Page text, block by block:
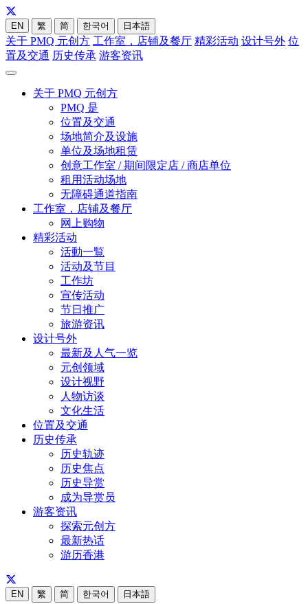
EN 繁 简 한국어 日本語
关于 PMQ 元创方 工作室，店铺及餐厅 精彩活动 设计号外 位
置及交通 历史传承 游客资讯
关于 PMQ 元创方
PMQ 是
位置及交通
场地简介及设施
单位及场地租赁
创意工作室 / 期间限定店 / 商店单位
租用活动场地
无障碍通道指南
工作室，店铺及餐厅
网上购物
精彩活动
活動一覧
活动及节目
工作坊
宣传活动
节日推广
旅游资讯
设计号外
最新及人气一览
元创领域
设计视野
人物访谈
文化生活
位置及交通
历史传承
历史轨迹
历史焦点
历史导赏
成为导赏员
游客资讯
探索元创方
最新热话
游历香港
EN 繁 简 한국어 日本語